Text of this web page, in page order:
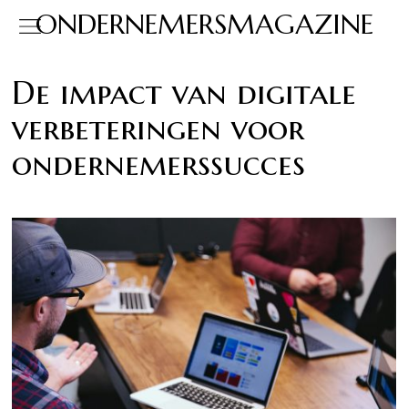
ONDERNEMERSMAGAZINE
De impact van digitale
verbeteringen voor
ondernemerssucces